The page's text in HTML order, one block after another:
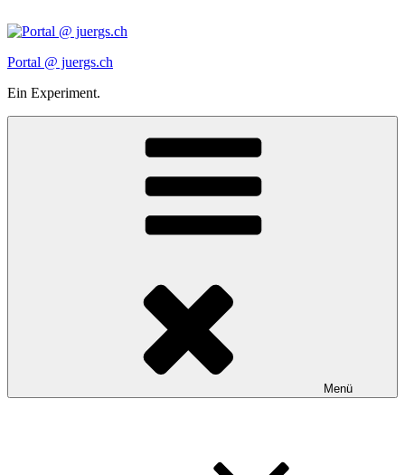
Inhalt
Portal @ juergs.ch
Ein Experiment.
Menü